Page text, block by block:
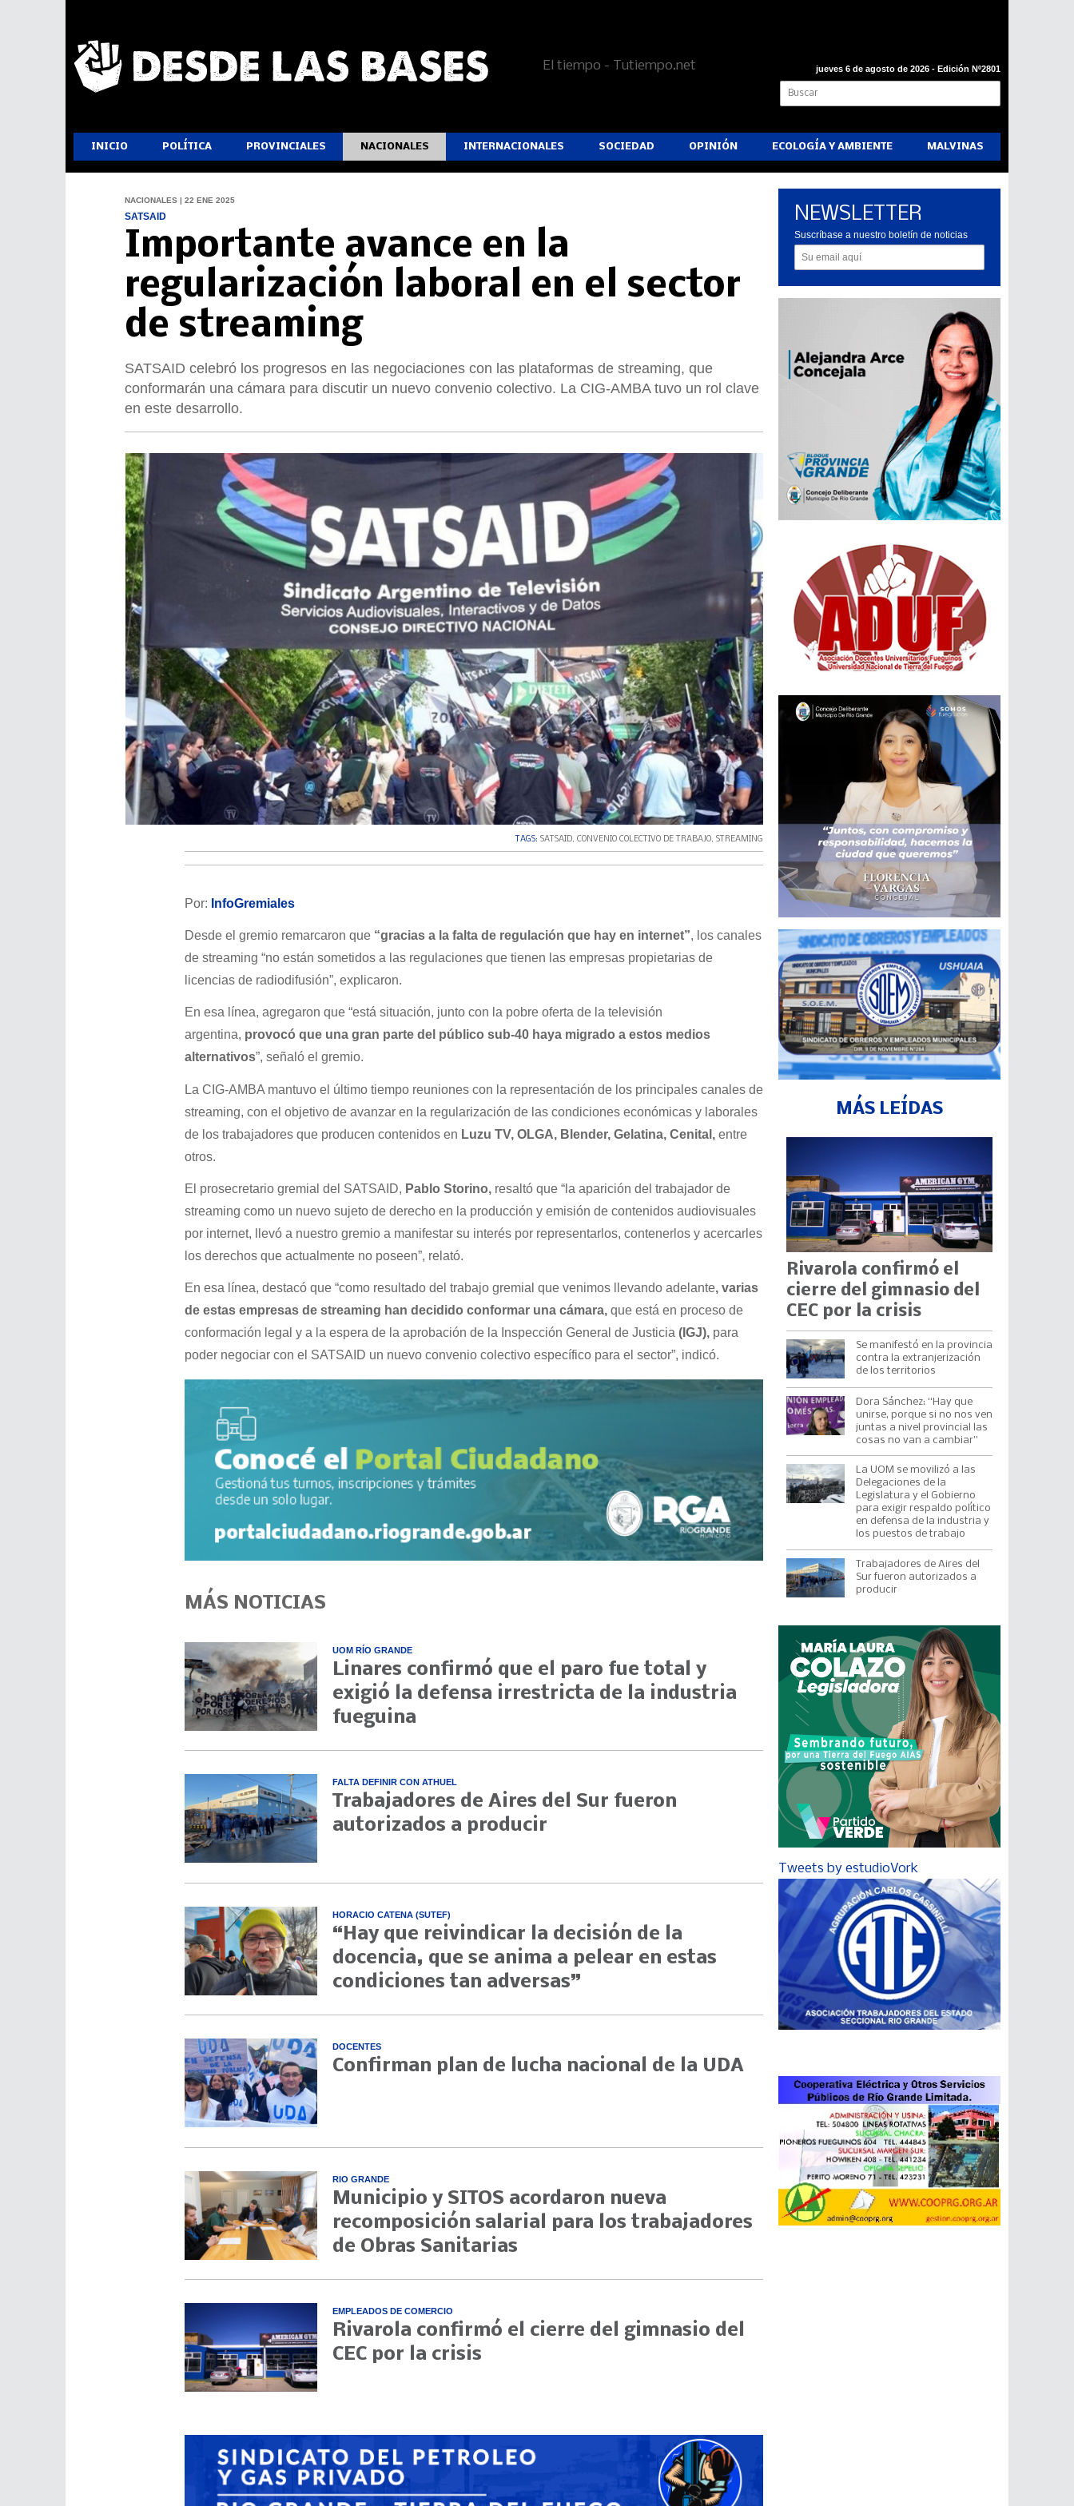
El tiempo - Tutiempo.net jueves 6 de agosto de 2026 - Edición Nº2801
INICIO POLÍTICA PROVINCIALES NACIONALES INTERNACIONALES SOCIEDAD OPINIÓN ECOLOGÍA Y AMBIENTE MALVINAS
NACIONALES | 22 ENE 2025
SATSAID
Importante avance en la
regularización laboral en el sector
de streaming
SATSAID celebró los progresos en las negociaciones con las plataformas de streaming, que
conformarán una cámara para discutir un nuevo convenio colectivo. La CIG-AMBA tuvo un rol clave
en este desarrollo.
TAGS: SATSAID, CONVENIO COLECTIVO DE TRABAJO, STREAMING
Por: InfoGremiales
Desde el gremio remarcaron que“gracias a la falta de regulación que hay en internet”, los canales
de streaming “no están sometidos a las regulaciones que tienen las empresas propietarias de
licencias de radiodifusión”, explicaron.
En esa línea, agregaron que “está situación, junto con la pobre oferta de la televisión
argentina, provocó que una gran parte del público sub-40 haya migrado a estos medios
alternativos”, señaló el gremio.
La CIG-AMBA mantuvo el último tiempo reuniones con la representación de los principales canales de
streaming, con el objetivo de avanzar en la regularización de las condiciones económicas y laborales
de los trabajadores que producen contenidos en Luzu TV, OLGA, Blender, Gelatina, Cenital,entre
otros.
El prosecretario gremial del SATSAID, Pablo Storino,resaltó que “la aparición del trabajador de
streaming como un nuevo sujeto de derecho en la producción y emisión de contenidos audiovisuales
por internet, llevó a nuestro gremio a manifestar su interés por representarlos, contenerlos y acercarles
los derechos que actualmente no poseen”, relató.
En esa línea, destacó que “como resultado del trabajo gremial que venimos llevando adelante, varias
de estas empresas de streaming han decidido conformar una cámara,que está en proceso de
conformación legal y a la espera de la aprobación de la Inspección General de Justicia (IGJ),para
poder negociar con el SATSAID un nuevo convenio colectivo específico para el sector”, indicó.
MÁS NOTICIAS
UOM RÍO GRANDE
Linares confirmó que el paro fue total y
exigió la defensa irrestricta de la industria
fueguina
FALTA DEFINIR CON ATHUEL
Trabajadores de Aires del Sur fueron
autorizados a producir
HORACIO CATENA (SUTEF)
“Hay que reivindicar la decisión de la
docencia, que se anima a pelear en estas
condiciones tan adversas”
DOCENTES
Confirman plan de lucha nacional de la UDA
RIO GRANDE
Municipio y SITOS acordaron nueva
recomposición salarial para los trabajadores
de Obras Sanitarias
EMPLEADOS DE COMERCIO
Rivarola confirmó el cierre del gimnasio del
CEC por la crisis
NEWSLETTER
Suscríbase a nuestro boletín de noticias
MÁS LEÍDAS
Rivarola confirmó el
cierre del gimnasio del
CEC por la crisis
Se manifestó en la provincia
contra la extranjerización
de los territorios
Dora Sánchez: “Hay que
unirse, porque si no nos ven
juntas a nivel provincial las
cosas no van a cambiar”
La UOM se movilizó a las
Delegaciones de la
Legislatura y el Gobierno
para exigir respaldo político
en defensa de la industria y
los puestos de trabajo
Trabajadores de Aires del
Sur fueron autorizados a
producir
Tweets by estudioVork